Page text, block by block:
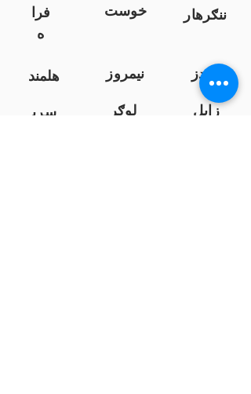
فرا
ه
خوست ننګرهار
هلمند نیمروز
کندز
سرپ
لوګر زابل